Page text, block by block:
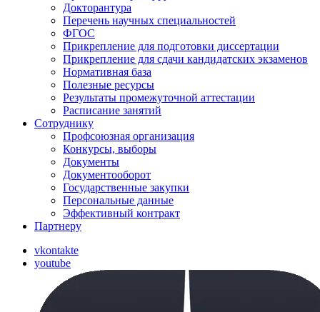
Докторантура
Перечень научных специальностей
ФГОС
Прикрепление для подготовки диссертации
Прикрепление для сдачи кандидатских экзаменов
Нормативная база
Полезные ресурсы
Результаты промежуточной аттестации
Расписание занятий
Сотруднику
Профсоюзная организация
Конкурсы, выборы
Документы
Документооборот
Государственные закупки
Персональные данные
Эффективный контракт
Партнеру
vkontakte
youtube